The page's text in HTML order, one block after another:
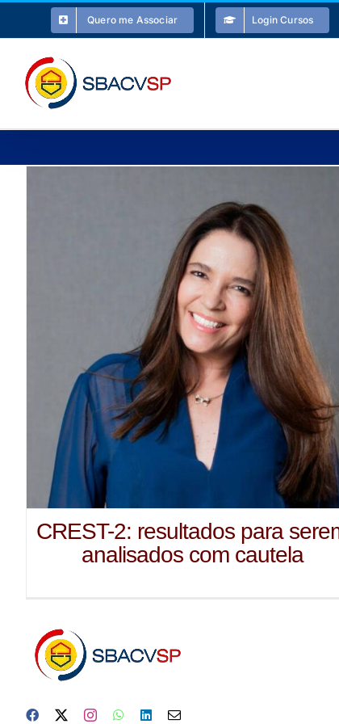
o
conteúdo
Quero me Associar Login Cursos
CREST-2: resultados para
analisados com cautela